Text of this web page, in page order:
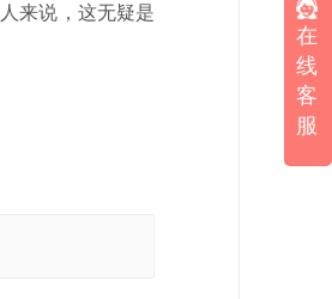
来说，这无疑是
在
线
客
服